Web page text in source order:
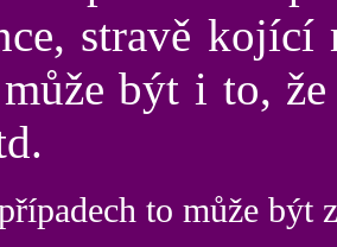
stravě kojící
být i to,
to může být